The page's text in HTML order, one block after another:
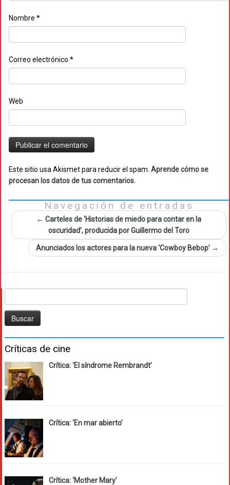
Nombre *
Correo electrónico *
Web
Este sitio usa Akismet para reducir el spam. Aprende cómo se
procesan los datos de tus comentarios.
Navegación de entradas
← Carteles de ‘Historias de miedo para contar en la
oscuridad’, producida por Guillermo del Toro
Anunciados los actores para la nueva ‘Cowboy Bebop’ →
Críticas de cine
Crítica: ‘El síndrome Rembrandt’
Crítica: ‘En mar abierto’
Crítica: ‘Mother Mary’